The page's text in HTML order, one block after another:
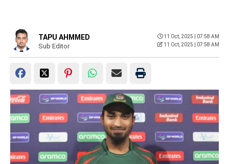
TAPU AHMMED
Sub Editor
11 Oct, 2025 | 07:58 AM
11 Oct, 2025 | 07:58 AM